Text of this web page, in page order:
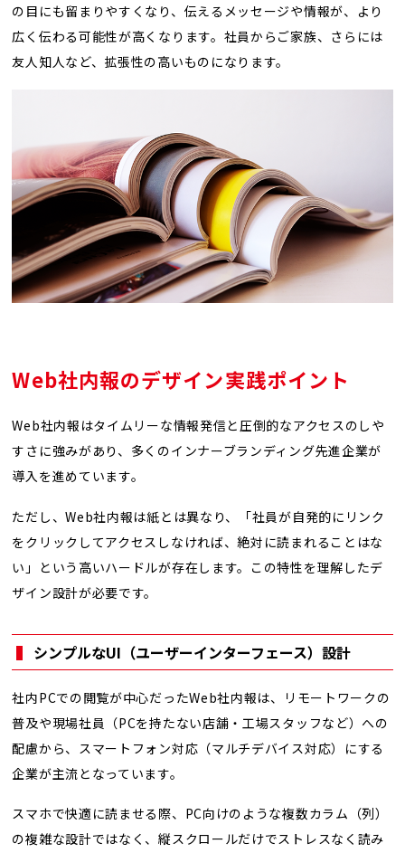
の目にも留まりやすくなり、伝えるメッセージや情報が、より
広く伝わる可能性が高くなります。社員からご家族、さらには
友人知人など、拡張性の高いものになります。
Web社内報のデザイン実践ポイント
Web社内報はタイムリーな情報発信と圧倒的なアクセスのしや
すさに強みがあり、多くのインナーブランディング先進企業が
導入を進めています。
ただし、Web社内報は紙とは異なり、「社員が自発的にリンク
をクリックしてアクセスしなければ、絶対に読まれることはな
い」という高いハードルが存在します。この特性を理解したデ
ザイン設計が必要です。
シンプルなUI （ユーザーインターフェース）設計
社内PCでの閲覧が中心だったWeb社内報は、リモートワークの
普及や現場社員（PCを持たない店舗・工場スタッフなど）への
配慮から、スマートフォン対応（マルチデバイス対応）にする
企業が主流となっています。
スマホで快適に読ませる際、PC向けのような複数カラム（列）
の複雑な設計ではなく、縦スクロールだけでストレスなく読み